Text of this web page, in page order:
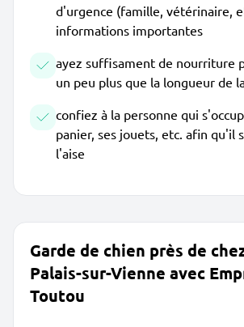
d'urgence (famille, vétérinaire,
informations importantes
ayez suffisament de nourriture
un peu plus que la longueur de
confiez à la personne qui
panier, ses jouets, etc. afin qu'il
l'aise
Garde de chien près de
Palais-sur-Vienne avec
Toutou